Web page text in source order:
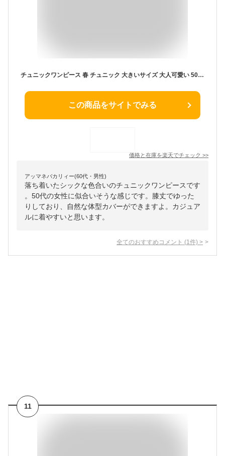
チュニックワンピース 春 チュニック 大きいサイズ 大人可愛い 50代 40代 長袖 tシャツワンピ 膝丈 ルームウェア 大人可愛い tシャツ レディース 長袖 tシャツワンピース ゆったり 無地 お洒落な チュニックワンピース
この商品をサイトでみる
価格と在庫を楽天でチェック >>
アッマネバカリィー(60代・男性)
落ち着いたシックな色合いのチュニックワンピースです
。50代の女性に似合いそうな感じです。膝丈でゆった
りしており、自然な体型カバーができますよ。カジュア
ルに着やすいと思います。
全てのおすすめコメント (1 件) >
11